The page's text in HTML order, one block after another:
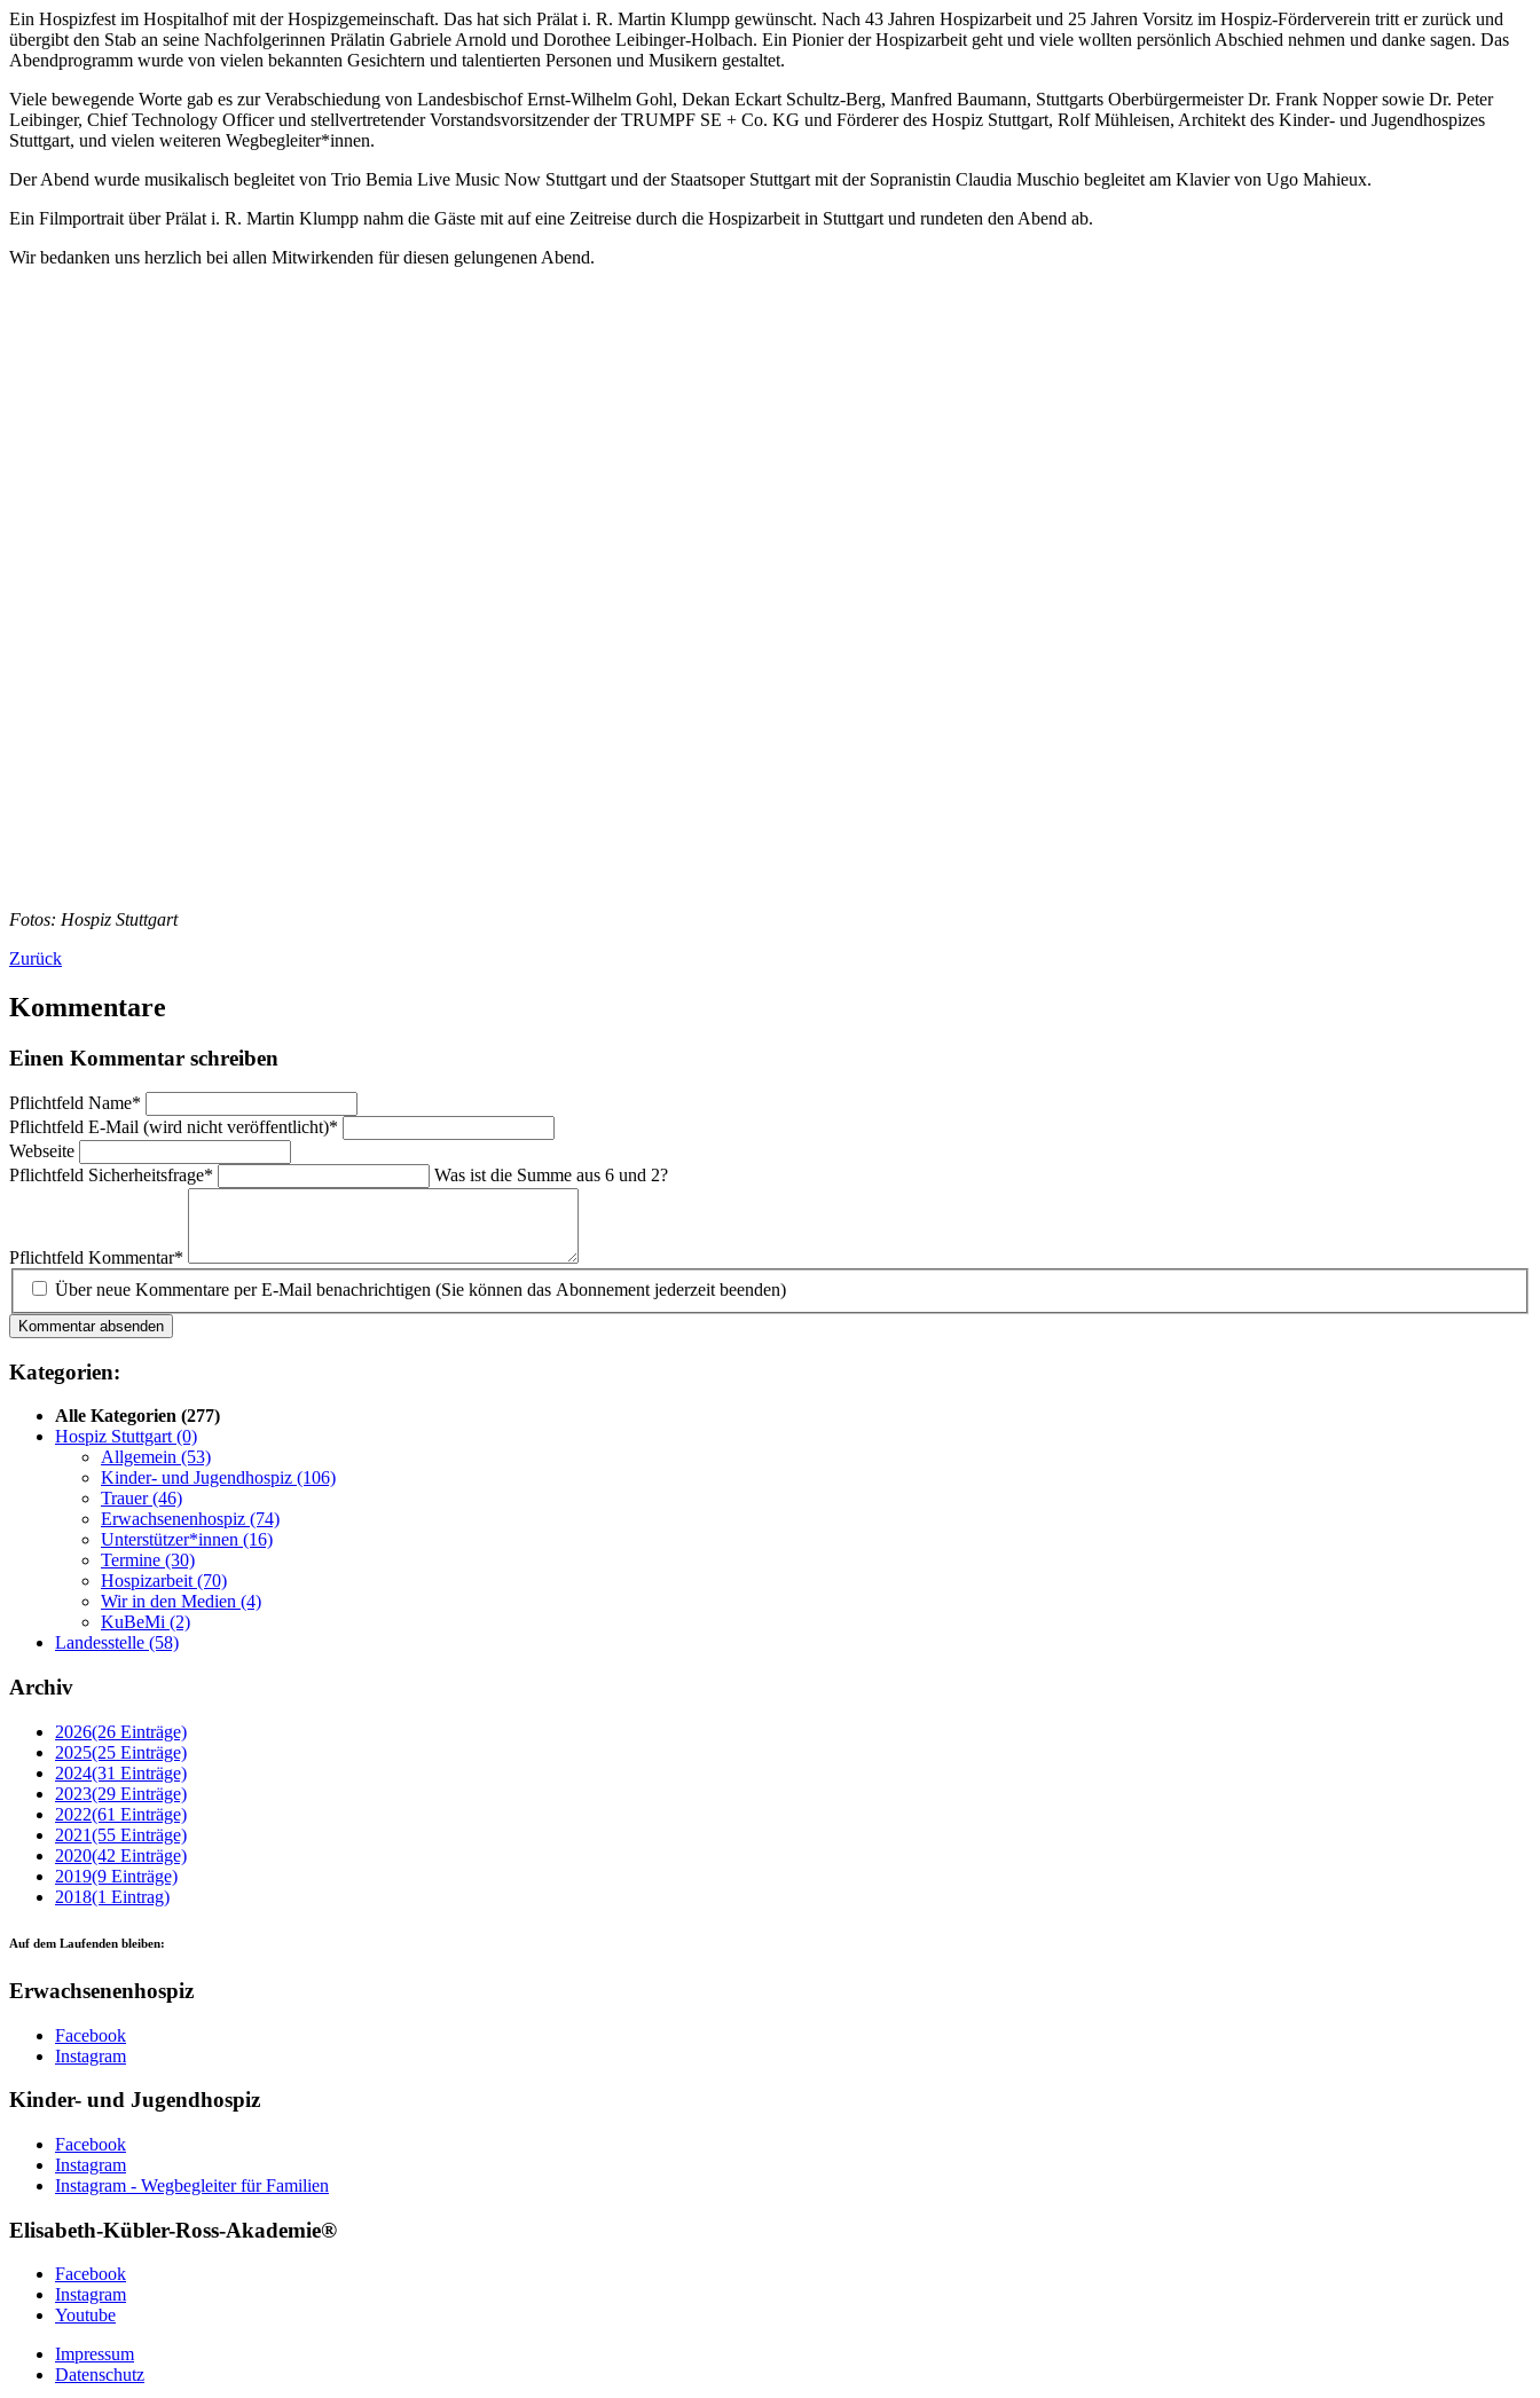
Ein Hospizfest im Hospitalhof mit der Hospizgemeinschaft. Das hat sich Prälat i. R. Martin Klumpp gewünscht. Nach 43 Jahren Hospizarbeit und 25 Jahren Vorsitz im Hospiz-Förderverein tritt er zurück und
übergibt den Stab an seine Nachfolgerinnen Prälatin Gabriele Arnold und Dorothee Leibinger-Holbach. Ein Pionier der Hospizarbeit geht und viele wollten persönlich Abschied nehmen und danke sagen. Das
Abendprogramm wurde von vielen bekannten Gesichtern und talentierten Personen und Musikern gestaltet.
Viele bewegende Worte gab es zur Verabschiedung von Landesbischof Ernst-Wilhelm Gohl, Dekan Eckart Schultz-Berg, Manfred Baumann, Stuttgarts Oberbürgermeister Dr. Frank Nopper sowie Dr. Peter
Leibinger, Chief Technology Officer und stellvertretender Vorstandsvorsitzender der TRUMPF SE + Co. KG und Förderer des Hospiz Stuttgart, Rolf Mühleisen, Architekt des Kinder- und Jugendhospizes
Stuttgart, und vielen weiteren Wegbegleiter*innen.
Der Abend wurde musikalisch begleitet von Trio Bemia Live Music Now Stuttgart und der Staatsoper Stuttgart mit der Sopranistin Claudia Muschio begleitet am Klavier von Ugo Mahieux.
Ein Filmportrait über Prälat i. R. Martin Klumpp nahm die Gäste mit auf eine Zeitreise durch die Hospizarbeit in Stuttgart und rundeten den Abend ab.
Wir bedanken uns herzlich bei allen Mitwirkenden für diesen gelungenen Abend.
Fotos: Hospiz Stuttgart
Zurück
Kommentare
Einen Kommentar schreiben
Pflichtfeld Name*
Pflichtfeld E-Mail (wird nicht veröffentlicht)*
Webseite
Pflichtfeld Sicherheitsfrage* Was ist die Summe aus 6 und 2?
Pflichtfeld Kommentar*
Über neue Kommentare per E-Mail benachrichtigen (Sie können das Abonnement jederzeit beenden)
Kommentar absenden
Kategorien:
Alle Kategorien (277)
Hospiz Stuttgart (0)
Allgemein (53)
Kinder- und Jugendhospiz (106)
Trauer (46)
Erwachsenenhospiz (74)
Unterstützer*innen (16)
Termine (30)
Hospizarbeit (70)
Wir in den Medien (4)
KuBeMi (2)
Landesstelle (58)
Archiv
2026(26 Einträge)
2025(25 Einträge)
2024(31 Einträge)
2023(29 Einträge)
2022(61 Einträge)
2021(55 Einträge)
2020(42 Einträge)
2019(9 Einträge)
2018(1 Eintrag)
Auf dem Laufenden bleiben:
Erwachsenenhospiz
Facebook
Instagram
Kinder- und Jugendhospiz
Facebook
Instagram
Instagram - Wegbegleiter für Familien
Elisabeth-Kübler-Ross-Akademie®
Facebook
Instagram
Youtube
Impressum
Datenschutz